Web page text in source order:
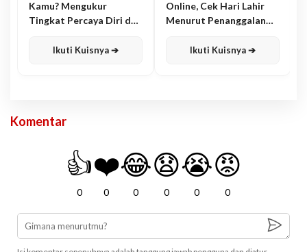
Kamu? Mengukur
Tingkat Percaya Diri dan
Ikuti Kuisnya ➔
Online, Cek Hari Lahir
Menurut Penanggalan
Ikuti Kuisnya ➔
Komentar
👍
0
❤️
0
😂
0
😧
0
😭
0
😡
0